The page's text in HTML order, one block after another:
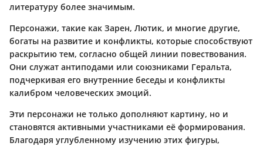
литературу более значимым.
Персонажи, такие как Зарен, Лютик, и многие другие,
богаты на развитие и конфликты, которые способствуют
раскрытию тем, согласно общей линии повествования.
Они служат антиподами или союзниками Геральта,
подчеркивая его внутренние беседы и конфликты
калибром человеческих эмоций.
Эти персонажи не только дополняют картину, но и
становятся активными участниками её формирования.
Благодаря углубленному изучению этих фигуры,